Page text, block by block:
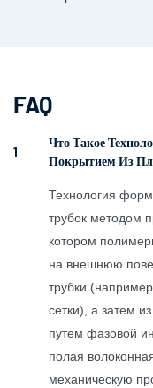
FAQ
1
Что Такое
Покрытием Из
Технология
трубок методом
котором
на внешнюю
трубки
сетки), а затем
путем фазовой
полая
механическую